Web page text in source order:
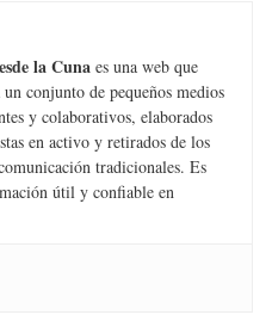
la Cuna es una web que
un conjunto de pequeños medios
y colaborativos, elaborados
en activo y retirados de los
tradicionales. Es
útil y confiable en